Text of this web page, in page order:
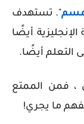
". تستهدف
أيضًا
التعلم أيضًا.
، فمن الممتع
ما يجري!